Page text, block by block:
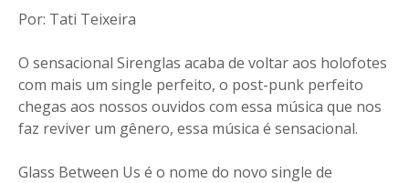
Por: Tati Teixeira
O sensacional Sirenglas acaba de voltar aos holofotes
com mais um single perfeito, o post-punk perfeito
chegas aos nossos ouvidos com essa música que nos
faz reviver um gênero, essa música é sensacional.
Glass Between Us é o nome do novo single de